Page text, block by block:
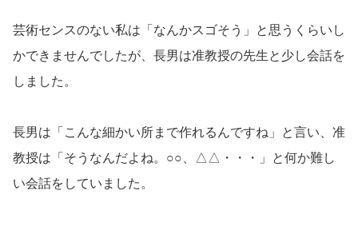
芸術センスのない私は「なんかスゴそう」と思うくらいし
かできませんでしたが、長男は准教授の先生と少し会話を
しました。
長男は「こんな細かい所まで作れるんですね」と言い、准
教授は「そうなんだよね。○○、△△・・・」と何か難し
い会話をしていました。